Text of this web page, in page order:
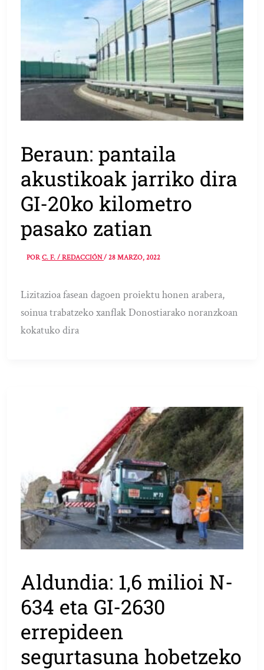
Beraun: pantaila
akustikoak jarriko dira
GI-20ko kilometro
pasako zatian
PORC. F. / REDACCIÓN/28 MARZO, 2022
Lizitazioa fasean dagoen proiektu honen arabera,
soinua trabatzeko xanflak Donostiarako noranzkoan
kokatuko dira
Aldundia: 1,6 milioi N-
634 eta GI-2630
errepideen
segurtasuna hobetzeko